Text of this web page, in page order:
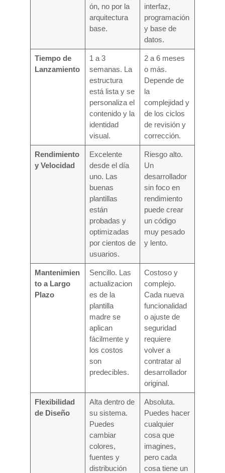
ón, no por la
arquitectura
base.
interfaz,
programación
y base de
datos.
Tiempo de
Lanzamiento
1 a 3
semanas. La
estructura
está lista y se
personaliza el
contenido y la
identidad
visual.
2 a 6 meses
o más.
Depende de
la
complejidad y
de los ciclos
de revisión y
corrección.
Rendimiento
y Velocidad
Excelente
desde el día
uno. Las
buenas
plantillas
están
probadas y
optimizadas
por cientos de
usuarios.
Riesgo alto.
Un
desarrollador
sin foco en
rendimiento
puede crear
un código
muy pesado
y lento.
Mantenimien
to a Largo
Plazo
Sencillo. Las
actualizacion
es de la
plantilla
madre se
aplican
fácilmente y
los costos
son
predecibles.
Costoso y
complejo.
Cada nueva
funcionalidad
o ajuste de
seguridad
requiere
volver a
contratar al
desarrollador
original.
Flexibilidad
de Diseño
Alta dentro de
su sistema.
Puedes
cambiar
colores,
fuentes y
distribución
Absoluta.
Puedes hacer
cualquier
cosa que
imagines,
pero cada
cosa tiene un